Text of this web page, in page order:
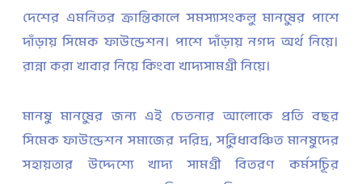
দেশের এমনিতর ক্রান্তিকালে সমস্যাসংকুল মানুষের পাশে
দাঁড়ায় সিমেক ফাউন্ডেশন। পাশে দাঁড়ায় নগদ অর্থ নিয়ে।
রান্না করা খাবার নিয়ে কিংবা খাদ্যসামগ্রী নিয়ে।
মানুষ মানুষের জন্য এই চেতনার আলোকে প্রতি বছর
সিমেক ফাউন্ডেশন সমাজের দরিদ্র, সুবিধাবঞ্চিত মানুষদের
সহায়তার উদ্দেশ্যে খাদ্য সামগ্রী বিতরণ কর্মসূচির